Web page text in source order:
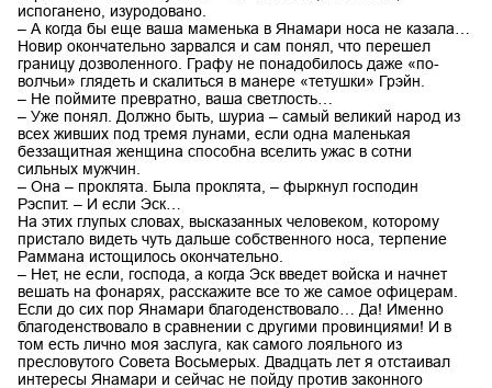
испоганено, изуродовано.
– А когда бы еще ваша маменька в Янамари носа не казала…
Новир окончательно зарвался и сам понял, что перешел
границу дозволенного. Графу не понадобилось даже «по-
волчьи» глядеть и скалиться в манере «тетушки» Грэйн.
– Не поймите превратно, ваша светлость…
– Уже понял. Должно быть, шуриа – самый великий народ из
всех живших под тремя лунами, если одна маленькая
беззащитная женщина способна вселить ужас в сотни
сильных мужчин.
– Она – проклята. Была проклята, – фыркнул господин
Рэспит. – И если Эск…
На этих глупых словах, высказанных человеком, которому
пристало видеть чуть дальше собственного носа, терпение
Раммана истощилось окончательно.
– Нет, не если, господа, а когда Эск введет войска и начнет
вешать на фонарях, расскажите все то же самое офицерам.
Если до сих пор Янамари благоденствовало… Да! Именно
благоденствовало в сравнении с другими провинциями! И в
том есть лично моя заслуга, как самого лояльного из
пресловутого Совета Восьмерых. Двадцать лет я отстаивал
интересы Янамари и сейчас не пойду против законного